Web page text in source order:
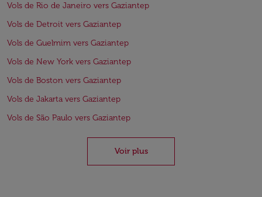
Vols de Rio de Janeiro vers Gaziantep
Vols de Detroit vers Gaziantep
Vols de Guelmim vers Gaziantep
Vols de New York vers Gaziantep
Vols de Boston vers Gaziantep
Vols de Jakarta vers Gaziantep
Vols de São Paulo vers Gaziantep
Voir plus